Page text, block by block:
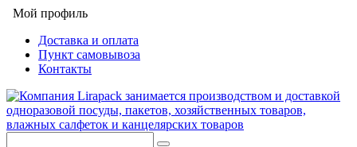
Мой профиль
Доставка и оплата
Пункт самовывоза
Контакты